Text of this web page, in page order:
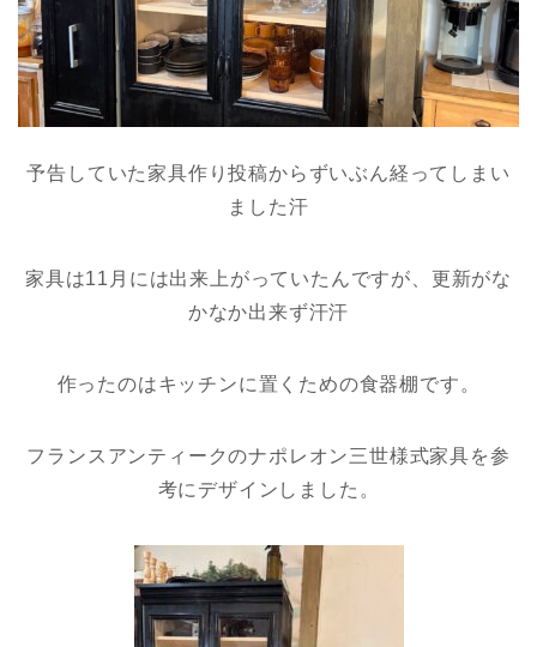
予告していた家具作り投稿からずいぶん経ってしまい
ました汗
家具は11月には出来上がっていたんですが、更新がな
かなか出来ず汗汗
作ったのはキッチンに置くための食器棚です。
フランスアンティークのナポレオン三世様式家具を参
考にデザインしました。